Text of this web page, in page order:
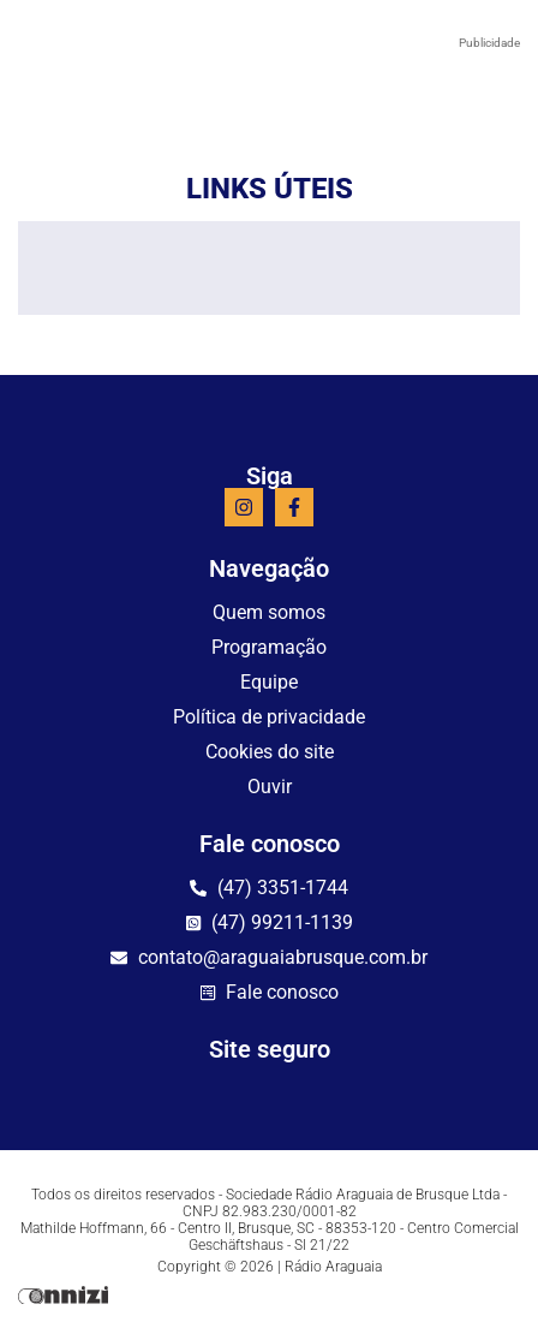
Publicidade
LINKS ÚTEIS
Siga
Navegação
Quem somos
Programação
Equipe
Política de privacidade
Cookies do site
Ouvir
Fale conosco
(47) 3351-1744
(47) 99211-1139
contato@araguaiabrusque.com.br
Fale conosco
Site seguro
Todos os direitos reservados - Sociedade Rádio Araguaia de Brusque Ltda -
CNPJ 82.983.230/0001-82
Mathilde Hoffmann, 66 - Centro II, Brusque, SC - 88353-120 - Centro Comercial
Geschäftshaus - Sl 21/22
Copyright © 2026 | Rádio Araguaia